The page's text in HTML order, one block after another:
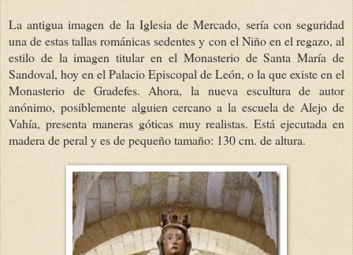
La antigua imagen de la Iglesia de Mercado, sería con seguridad
una de estas tallas románicas sedentes y con el Niño en el regazo, al
estilo de la imagen titular en el Monasterio de Santa María de
Sandoval, hoy en el Palacio Episcopal de León, o la que existe en el
Monasterio de Gradefes. Ahora, la nueva escultura de autor
anónimo, posiblemente alguien cercano a la escuela de Alejo de
Vahía, presenta maneras góticas muy realistas. Está ejecutada en
madera de peral y es de pequeño tamaño: 130 cm. de altura.